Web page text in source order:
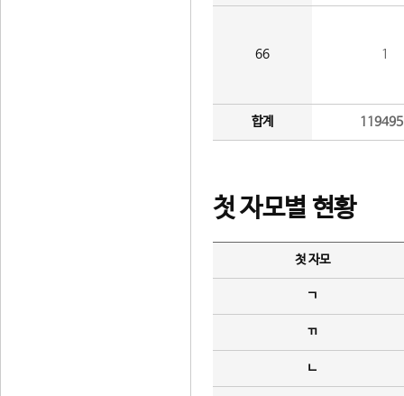
66 1
합계
첫 자모별 현황
첫 자모
ㄱ
ㄲ
ㄴ